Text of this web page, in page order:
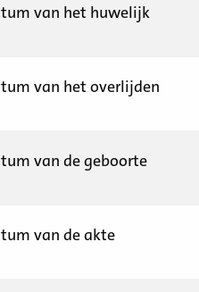
van het huwelijk
van het overlijden
van de geboorte
van de akte